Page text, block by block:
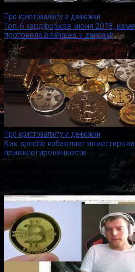
Про криптовалюту и денюжки
Топ-6 хардфорков июня 2018,
протокола bitshares и zencash
Криптовалюты и блокчейн технологии
технологические этапы развития –
Про криптовалюту и денюжки
Как spindle избавляет
привилегированности
Японская инвестиционная компания
значительно расширила понятие онлайн
Случайные записи